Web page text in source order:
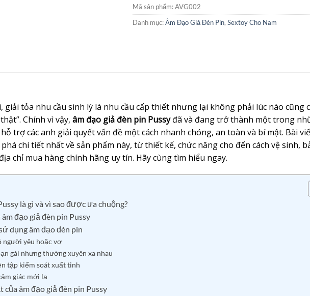
Mã sản phẩm:AVG002
Danh mục:Âm Đạo Giả Đèn Pin, Sextoy Cho Nam
tỏa nhu cầu sinh lý là nhu cầu cấp thiết nhưng lại không phải lúc nào cũng
Chính vì vậy, âm đạo giả đèn pin Pussyđã và đang trở thành một trong
trợ các anh giải quyết vấn đề một cách nhanh chóng, an toàn và bí mật. Bài
chi tiết nhất về sản phẩm này, từ thiết kế, chức năng cho đến cách vệ sinh,
chỉ mua hàng chính hãng uy tín. Hãy cùng tìm hiểu ngay.
là gì và vì sao được ưa chuộng?
đạo giả đèn pin Pussy
dụng âm đạo đèn pin
người yêu hoặc vợ
gái nhưng thường xuyên xa nhau
tập kiểm soát xuất tinh
giác mới lạ
của âm đạo giả đèn pin Pussy